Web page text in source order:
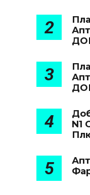
2
3
4
N1
5